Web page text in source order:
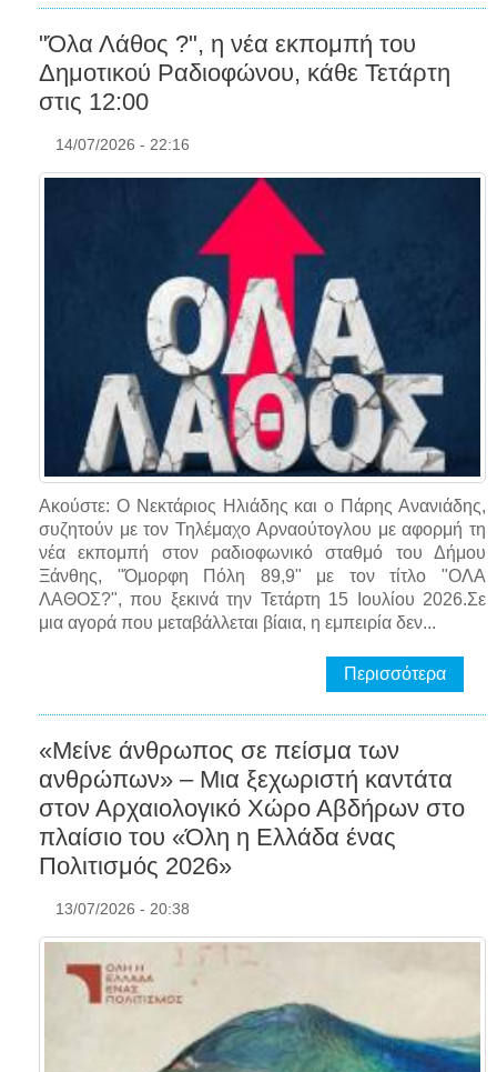
"Όλα Λάθος ?", η νέα εκπομπή του
Δημοτικού Ραδιοφώνου, κάθε Τετάρτη
στις 12:00
14/07/2026 - 22:16
Ακούστε: Ο Νεκτάριος Ηλιάδης και ο Πάρης Ανανιάδης,
συζητούν με τον Τηλέμαχο Αρναούτογλου με αφορμή τη
νέα εκπομπή στον ραδιοφωνικό σταθμό του Δήμου
Ξάνθης, "Όμορφη Πόλη 89,9" με τον τίτλο "ΟΛΑ
ΛΑΘΟΣ?", που ξεκινά την Τετάρτη 15 Ιουλίου 2026.Σε
μια αγορά που μεταβάλλεται βίαια, η εμπειρία δεν...
Περισσότερα
«Μείνε άνθρωπος σε πείσμα των
ανθρώπων» – Μια ξεχωριστή καντάτα
στον Αρχαιολογικό Χώρο Αβδήρων στο
πλαίσιο του «Όλη η Ελλάδα ένας
Πολιτισμός 2026»
13/07/2026 - 20:38